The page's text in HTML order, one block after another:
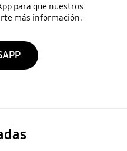
para que nuestros
más información.